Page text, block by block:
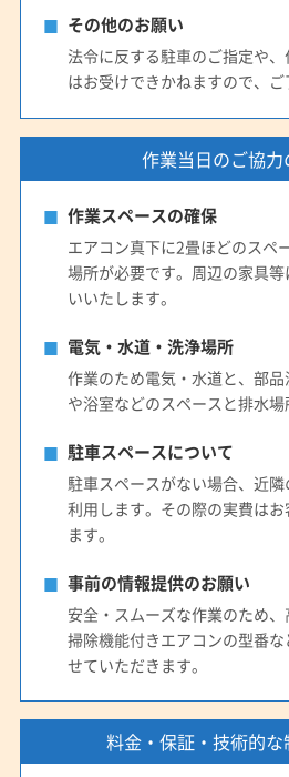
(広島県) 豊田郡大崎上島町
(愛知県) 安城市
(愛知県) 一宮市
(愛知県) 海部郡大治町
(愛知県) 海
(愛知県) 額田郡幸田町
(愛知県) 蒲
(愛知県) 高浜市
(愛知県) 春日井市
(愛知県) 常滑市
(愛知県) 新城市
(愛知県) 清須市
(愛知県) 丹羽郡扶桑町
(愛知県) 知
(愛知県) 知多郡東浦町
(愛知県) 知
(愛知県) 知多郡美浜町
(愛知県) 知
(愛知県) 知多市
(愛知県) 知立市
(愛知県) 津島市
(愛知県) 田原市
(愛知県) 日進市
(愛知県) 半田市
(愛知県) 碧南市
(愛知県) 豊田市
(愛知県) 豊明市
(愛知県) 北設楽郡東栄町
(愛知県)
(愛知県) 北名古屋市
(愛知県) 名古
(愛知県) 名古屋市守山区
(愛知県) 名古屋市瑞穂区
(愛知県)
(愛知県) 名古屋市中川区
(愛知県)
その他のお願い
法令に反する駐車のご指定や
はお受けできかねますので、ご
作業当日のご協力
作業スペースの確保
エアコン真下に2畳ほどのスペ
場所が必要です。周辺の家具
いいたします。
電気・水道・洗浄場所
作業のため電気・水道と、部
や浴室などのスペースと排水場
駐車スペースについて
駐車スペースがない場合、近
利用します。その際の実費は
ます。
事前の情報提供のお願い
安全・スムーズな作業のため
掃除機能付きエアコンの型番
せていただきます。
料金・保証・技術的